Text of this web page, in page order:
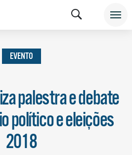
EVENTO
palestra e debate
político e eleições
2018